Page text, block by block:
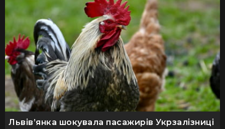
Львів’янка шокувала пасажирів Укрзалізниці